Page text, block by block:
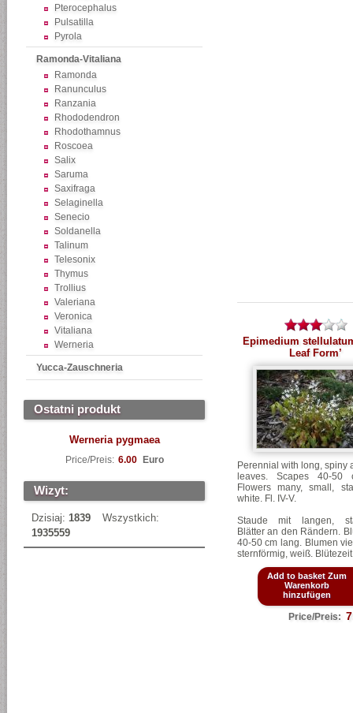
Pterocephalus
Pulsatilla
Pyrola
Ramonda-Vitaliana
Ramonda
Ranunculus
Ranzania
Rhododendron
Rhodothamnus
Roscoea
Salix
Saruma
Saxifraga
Selaginella
Senecio
Soldanella
Talinum
Telesonix
Thymus
Trollius
Valeriana
Veronica
Vitaliana
Werneria
Yucca-Zauschneria
Ostatni produkt
Werneria pygmaea
Price/Preis: 6.00 Euro
Wizyt:
Dzisiaj: 1839
Wszystkich:
1935559
Epimedium
Leaf Form’
Perennial with long, spiny
leaves. Scapes 40-50
Flowers many, small,
white. Fl. IV-V.
Staude mit langen,
Blätter an den Rändern.
40-50 cm lang. Blumen
sternförmig, weiß. Blütezeit
Add to basket Zum
Warenkorb
hinzufügen
Price/Preis: